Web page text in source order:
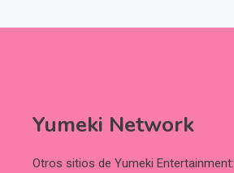
Yumeki Network
Otros sitios de Yumeki Entertainment: